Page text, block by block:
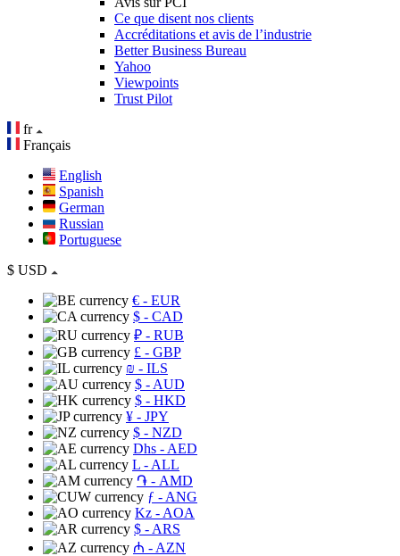
Ce que disent nos clients
Accréditations et avis de l’industrie
Better Business Bureau
Yahoo
Viewpoints
Trust Pilot
fr
Français
English
Spanish
German
Russian
Portuguese
$ USD
€ - EUR
$ - CAD
₽ - RUB
£ - GBP
₪ - ILS
$ - AUD
$ - HKD
¥ - JPY
$ - NZD
Dhs - AED
L - ALL
֏ - AMD
ƒ - ANG
Kz - AOA
$ - ARS
₼ - AZN